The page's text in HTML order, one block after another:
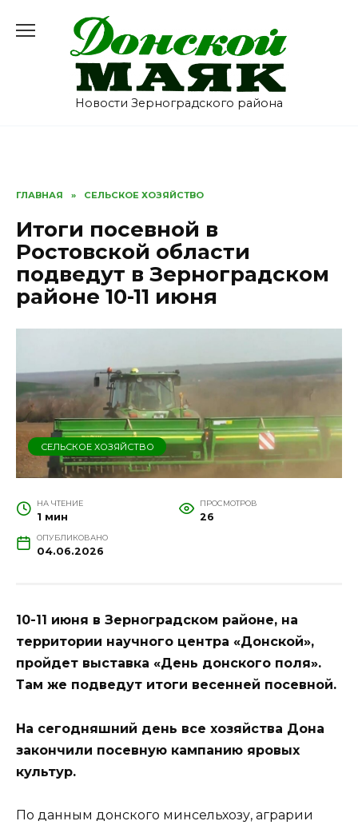
содержанию
Новости Зерноградского района
ГЛАВНАЯ » СЕЛЬСКОЕ ХОЗЯЙСТВО
Итоги посевной в
Ростовской области
подведут в Зерноградском
районе 10-11 июня
СЕЛЬСКОЕ ХОЗЯЙСТВО
НА ЧТЕНИЕ
1 мин
ПРОСМОТРОВ
26
ОПУБЛИКОВАНО
04.06.2026
10-11 июня в Зерноградском районе, на
территории научного центра «Донской»,
пройдет выставка «День донского поля».
Там же подведут итоги весенней посевной.
На сегодняшний день все хозяйства Дона
закончили посевную кампанию яровых
культур.
По данным донского минсельхозу, аграрии